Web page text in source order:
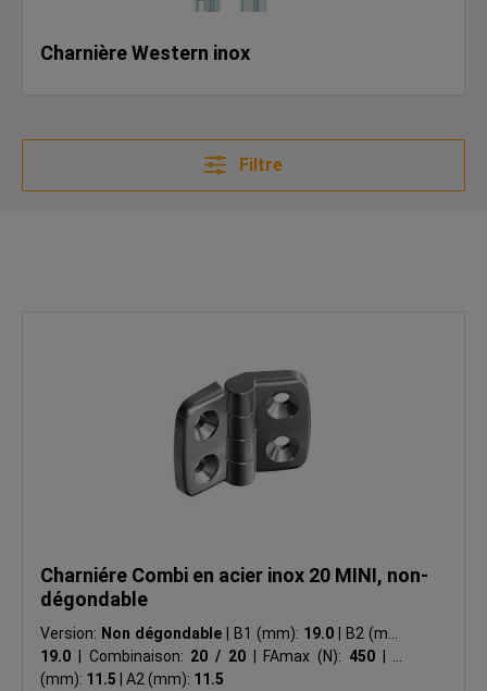
Charnière Western inox
Filtre
Charniére Combi en acier inox 20 MINI, non-
dégondable
Version: Non dégondable B1 (mm): 19.0
B2 (mm):
19.0
Combinaison: 20 / 20 FAmax (N): 450
(mm): 11.5 A2 (mm): 11.5